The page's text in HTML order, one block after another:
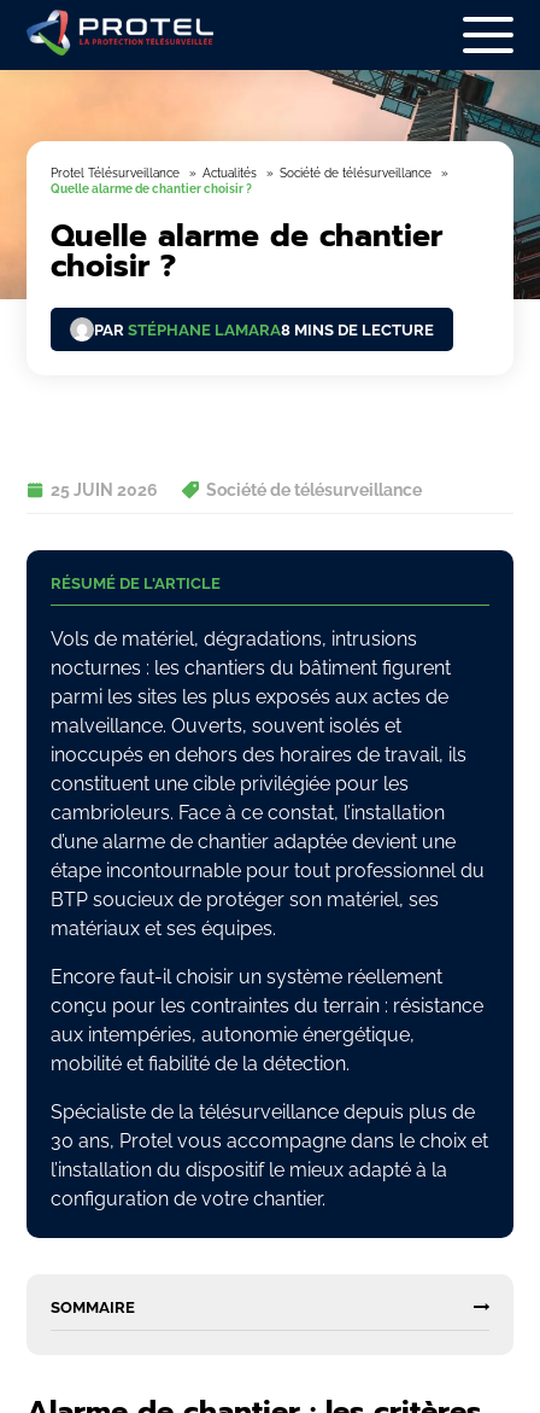
Protel Télésurveillance Actualités
Société de télésurveillance
Quelle alarme de chantier choisir ?
Quelle alarme de chantier
choisir ?
PARSTÉPHANE LAMARA8 MINS DE LECTURE
25 JUIN 2026 Société de télésurveillance
RÉSUMÉ DE L'ARTICLE
Vols de matériel, dégradations, intrusions
nocturnes : les chantiers du bâtiment figurent
parmi les sites les plus exposés aux actes de
malveillance. Ouverts, souvent isolés et
inoccupés en dehors des horaires de travail, ils
constituent une cible privilégiée pour les
cambrioleurs. Face à ce constat, l’installation
d’une alarme de chantier adaptée devient une
étape incontournable pour tout professionnel du
BTP soucieux de protéger son matériel, ses
matériaux et ses équipes.
Encore faut-il choisir un système réellement
conçu pour les contraintes du terrain : résistance
aux intempéries, autonomie énergétique,
mobilité et fiabilité de la détection.
Spécialiste de la télésurveillance depuis plus de
30 ans, Protel vous accompagne dans le choix et
l’installation du dispositif le mieux adapté à la
configuration de votre chantier.
SOMMAIRE